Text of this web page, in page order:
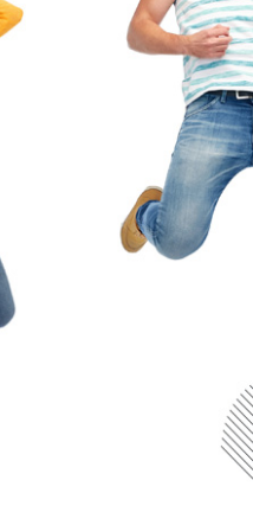
con
di unirti al nostro